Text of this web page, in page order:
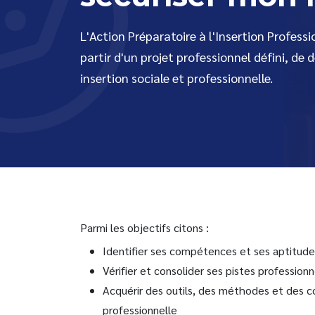
Je suis un orienteur
accompagnement.
Être accompagné à l’emploi
Nos activités et bénéficiaires.
Des outils complémentaires
Etudiants de la santé
Tout savoir sur votre stage au CRM
L'Action Préparatoire à l'Insertion
partir d'un projet professionnel défini, de
insertion sociale et professionnelle.
Parmi les objectifs citons :
Identifier ses compétences et ses
Vérifier et consolider ses pistes
Acquérir des outils, des méthodes et des
professionnelle